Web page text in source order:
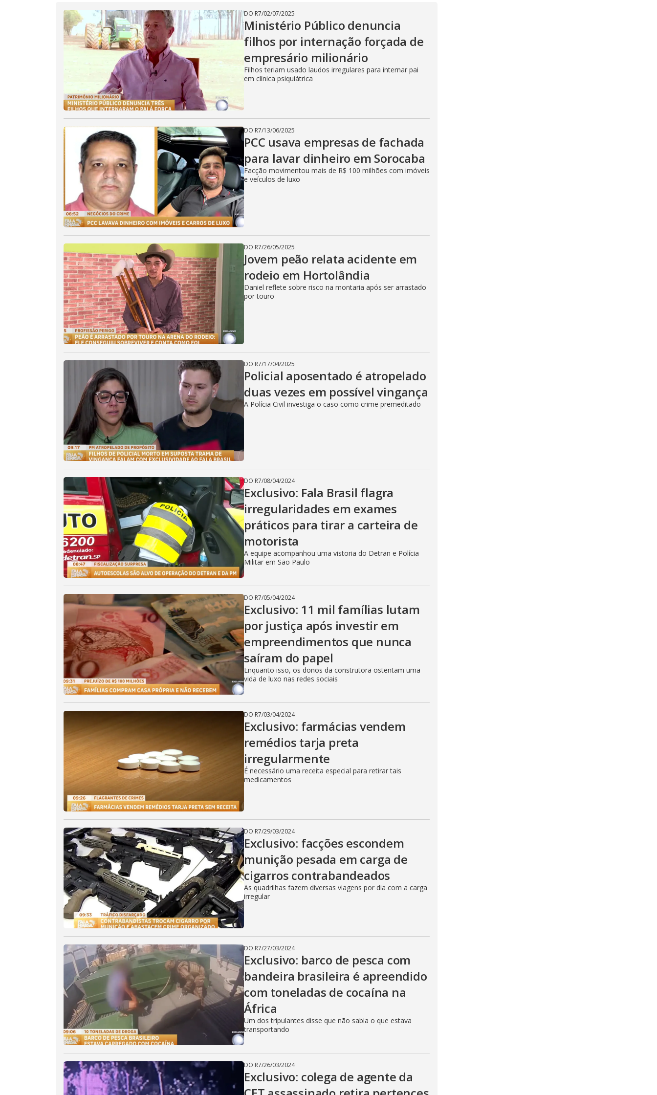
V
i
d
e
o
DO R7/02/07/2025
Ministério Público denuncia
filhos por internação forçada de
empresário milionário
Filhos teriam usado laudos irregulares para internar pai
em clínica psiquiátrica
DO R7/13/06/2025
PCC usava empresas de fachada
para lavar dinheiro em Sorocaba
Facção movimentou mais de R$ 100 milhões com imóveis
e veículos de luxo
DO R7/26/05/2025
Jovem peão relata acidente em
rodeio em Hortolândia
Daniel reflete sobre risco na montaria após ser arrastado
por touro
DO R7/17/04/2025
Policial aposentado é atropelado
duas vezes em possível vingança
A Polícia Civil investiga o caso como crime premeditado
DO R7/08/04/2024
Exclusivo: Fala Brasil flagra
irregularidades em exames
práticos para tirar a carteira de
motorista
A equipe acompanhou uma vistoria do Detran e Polícia
Militar em São Paulo
DO R7/05/04/2024
Exclusivo: 11 mil famílias lutam
por justiça após investir em
empreendimentos que nunca
saíram do papel
Enquanto isso, os donos da construtora ostentam uma
vida de luxo nas redes sociais
DO R7/03/04/2024
Exclusivo: farmácias vendem
remédios tarja preta
irregularmente
É necessário uma receita especial para retirar tais
medicamentos
DO R7/29/03/2024
Exclusivo: facções escondem
munição pesada em carga de
cigarros contrabandeados
As quadrilhas fazem diversas viagens por dia com a carga
irregular
DO R7/27/03/2024
Exclusivo: barco de pesca com
bandeira brasileira é apreendido
com toneladas de cocaína na
África
Um dos tripulantes disse que não sabia o que estava
transportando
DO R7/26/03/2024
Exclusivo: colega de agente da